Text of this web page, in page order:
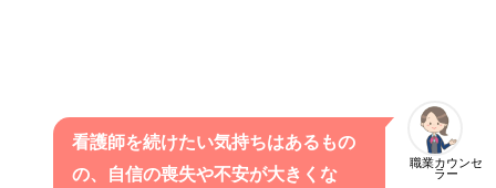
職業カウンセ
ラー
看護師を続けたい気持ちはあるもの
の、自信の喪失や不安が大きくな